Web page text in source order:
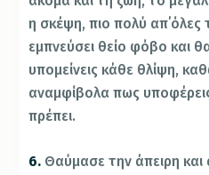
η σκέψη, πιο πολύ απ΄όλες
εμπνεύσει θείο φόβο και
υπομείνεις κάθε θλίψη,
αναμφίβολα πως
πρέπει.
6. Θαύμασε την άπειρη και